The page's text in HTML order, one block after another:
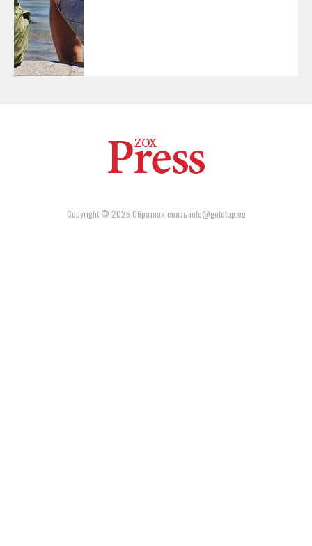
Copyright © 2025 Обратная связь info@gototop.ee